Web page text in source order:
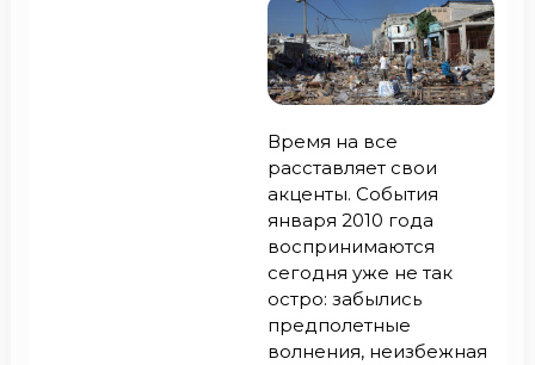
Время на все
расставляет свои
акценты. События
января 2010 года
воспринимаются
сегодня уже не так
остро: забылись
предполетные
волнения, неизбежная